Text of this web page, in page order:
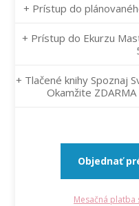
+ Prístup do
+ Prístup do Ekurzu
+ Tlačené knihy Spoznaj
Okamžite
Objednať
Mesačná